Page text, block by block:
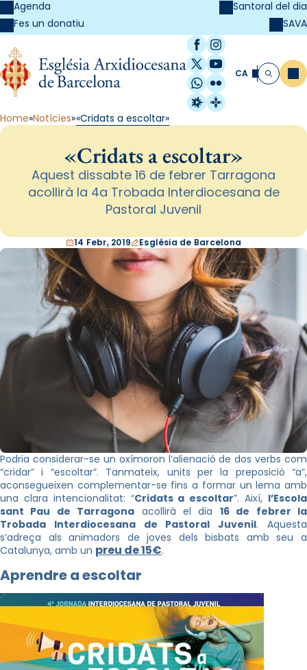
Agenda
Fes un donatiu
Santoral del dia
SAVA
Facebook
Instagram
X / Twitter
YouTube
WhatsApp
Flickr
Radio Estel
Catalunya
CA Cerca
Home Notícies «Cridats a escoltar»
«Cridats a escoltar»
Aquest dissabte 16 de febrer Tarragona
acollirà la 4a Trobada Interdiocesana de
Pastoral Juvenil
14 Febr, 2019 Església de Barcelona
Podria considerar-se un oxímoron l’alienació de dos verbs com
“cridar” i “escoltar”. Tanmateix, units per la preposició “a”,
aconsegueixen complementar-se fins a formar un lema amb
una clara intencionalitat: “Cridats a escoltar”. Així, l’Escola
sant Pau de Tarragona acollirà el dia 16 de febrer la
Trobada Interdiocesana de Pastoral Juvenil. Aquesta
s’adreça als animadors de joves dels bisbats amb seu a
Catalunya, amb un preu de 15€.
Aprendre a escoltar